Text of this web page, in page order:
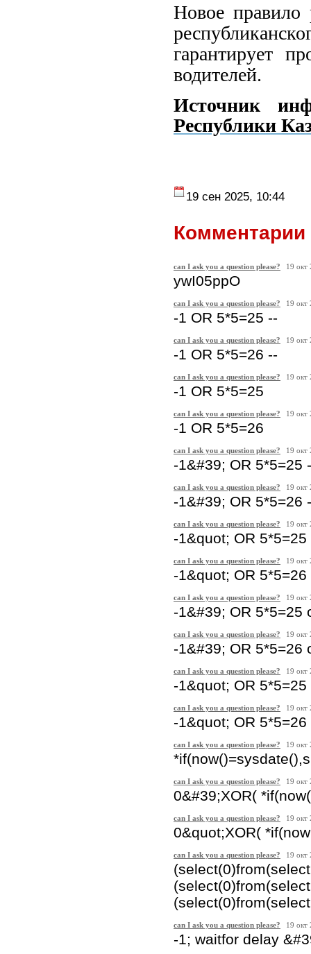
Новое правило
гарантирует
водителей.
Источник
Республики
19 сен 2025, 10:44
Комментарии
can I ask you a question please? 19
ywI05ppO
can I ask you a question please? 19
-1 OR 5*5=25 --
can I ask you a question please? 19
-1 OR 5*5=26 --
can I ask you a question please? 19
-1 OR 5*5=25
can I ask you a question please? 19
-1 OR 5*5=26
can I ask you a question please? 19
-1&#39; OR 5*5=25
can I ask you a question please? 19
-1&#39; OR 5*5=26
can I ask you a question please? 19
-1&quot; OR 5*5=25
can I ask you a question please? 19
-1&quot; OR 5*5=26
can I ask you a question please? 19
-1&#39; OR 5*5=25
can I ask you a question please? 19
-1&#39; OR 5*5=26
can I ask you a question please? 19
-1&quot; OR
can I ask you a question please? 19
-1&quot; OR
can I ask you a question please? 19
can I ask you a question please? 19
0&#39;XOR(
can I ask you a question please? 19
0&quot;XOR(
can I ask you a question please? 19
can I ask you a question please? 19
-1; waitfor delay